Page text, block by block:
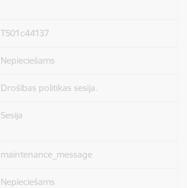
TS01c44137
Nepieciešams
Drošības politikas sesija.
Sesija
maintenance_message
Nepieciešams